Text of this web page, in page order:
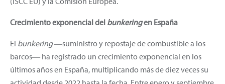
Crecimiento exponencial del bunkeringen España
El bunkering―suministro y repostaje de combustible a los
barcos― ha registrado un crecimiento exponencial en los
últimos años en España, multiplicando más de diez veces su